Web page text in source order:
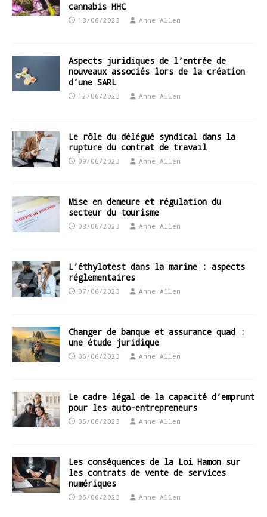
cannabis HHC
13/06/2023 Anne Allen
Aspects juridiques de l’entrée de
nouveaux associés lors de la création
d’une SARL
12/06/2023 Anne Allen
Le rôle du délégué syndical dans la
rupture du contrat de travail
09/06/2023 Anne Allen
Mise en demeure et régulation du
secteur du tourisme
08/06/2023 Anne Allen
L’éthylotest dans la marine : aspects
réglementaires
07/06/2023 Anne Allen
Changer de banque et assurance quad :
une étude juridique
06/06/2023 Anne Allen
Le cadre légal de la capacité d’emprunt
pour les auto-entrepreneurs
05/06/2023 Anne Allen
Les conséquences de la Loi Hamon sur
les contrats de vente de services
numériques
05/06/2023 Anne Allen